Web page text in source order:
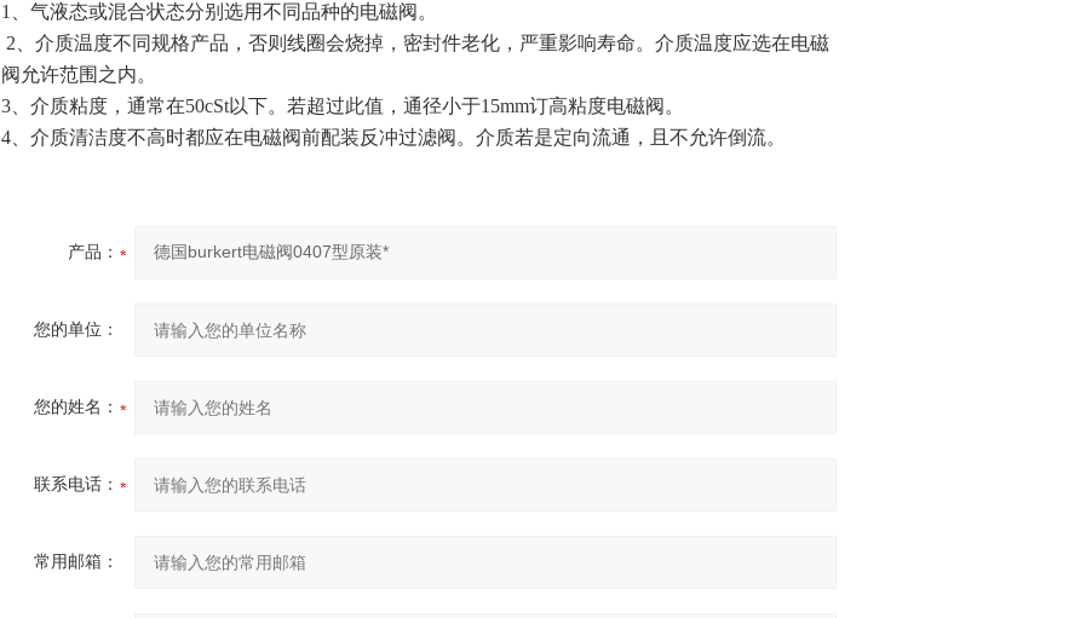
1、气液态或混合状态分别选用不同品种的电磁阀。
2、介质温度不同规格产品，否则线圈会烧掉，密封件老化，严重影响寿命。介质温度应选在电磁
阀允许范围之内。
3、介质粘度，通常在50cSt以下。若超过此值，通径小于15mm订高粘度电磁阀。
4、介质清洁度不高时都应在电磁阀前配装反冲过滤阀。介质若是定向流通，且不允许倒流。
产品：
您的单位：
您的姓名：
联系电话：
常用邮箱：